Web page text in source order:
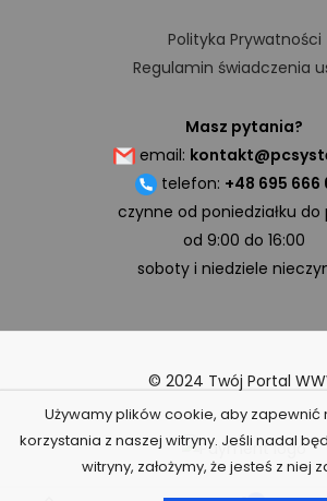
Polityka Prywatności
Regulamin świadczenia
Masz pytania?
email:
telefon: +48 695 666
czynne od poniedziałku do
od 9:00 do 16:00
soboty i niedziele
© 2024 Twój Portal
Używamy plików cookie, aby zapewnić
korzystania z naszej witryny. Jeśli nadal
witryny, założymy, że jesteś z niej